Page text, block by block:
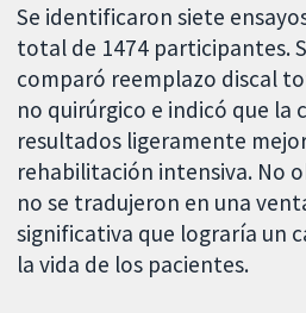
Se identificaron siete
total de 1474 participantes.
comparó reemplazo discal
no quirúrgico e indicó que la
resultados ligeramente
rehabilitación intensiva. No
no se tradujeron en una
significativa que lograría un
la vida de los pacientes.